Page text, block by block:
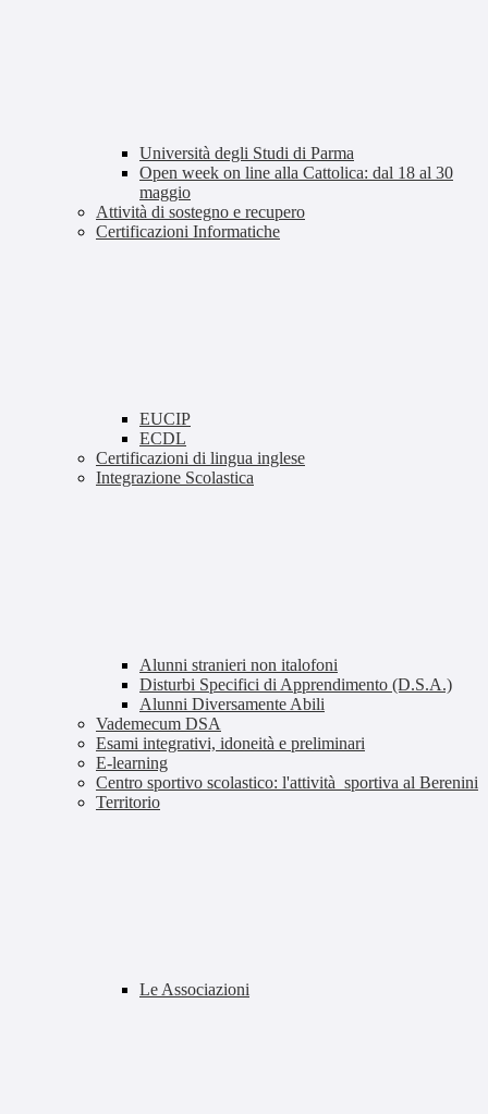
Università degli Studi di Parma
Open week on line alla Cattolica: dal 18 al 30
maggio
Attività di sostegno e recupero
Certificazioni Informatiche
EUCIP
ECDL
Certificazioni di lingua inglese
Integrazione Scolastica
Alunni stranieri non italofoni
Disturbi Specifici di Apprendimento (D.S.A.)
Alunni Diversamente Abili
Vademecum DSA
Esami integrativi, idoneità e preliminari
E-learning
Centro sportivo scolastico: l'attività sportiva al Berenini
Territorio
Le Associazioni